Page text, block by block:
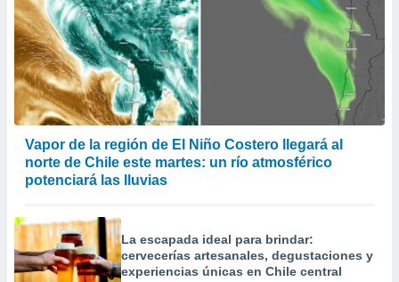
Vapor de la región de El Niño Costero llegará al
norte de Chile este martes: un río atmosférico
potenciará las lluvias
La escapada ideal para brindar:
cervecerías artesanales, degustaciones y
experiencias únicas en Chile central